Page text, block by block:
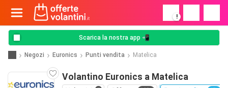
!
Scarica la nostra app 📲
Negozi Euronics Punti vendita Matelica
Volantino Euronics a Matelica